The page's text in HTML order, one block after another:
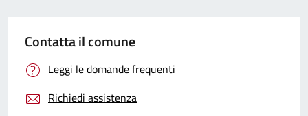
Contatta il comune
Leggi le domande frequenti
Richiedi assistenza